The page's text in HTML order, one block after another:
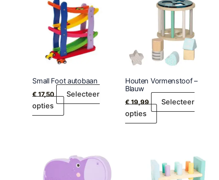
Small Foot autobaan
€17,50
Selecteer
opties
Houten Vormenstoof –
Blauw
€19,99
Selecteer
opties